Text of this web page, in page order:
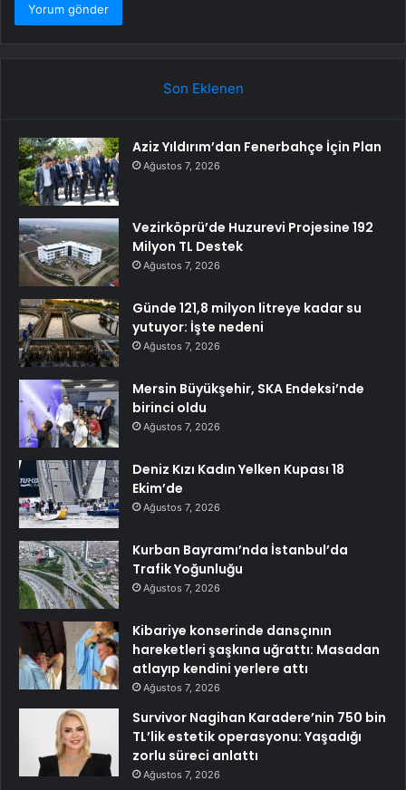
Son Eklenen
Aziz Yıldırım’dan Fenerbahçe İçin Plan
Ağustos 7, 2026
Vezirköprü’de Huzurevi Projesine 192
Milyon TL Destek
Ağustos 7, 2026
Günde 121,8 milyon litreye kadar su
yutuyor: İşte nedeni
Ağustos 7, 2026
Mersin Büyükşehir, SKA Endeksi’nde
birinci oldu
Ağustos 7, 2026
Deniz Kızı Kadın Yelken Kupası 18
Ekim’de
Ağustos 7, 2026
Kurban Bayramı’nda İstanbul’da
Trafik Yoğunluğu
Ağustos 7, 2026
Kibariye konserinde dansçının
hareketleri şaşkına uğrattı: Masadan
atlayıp kendini yerlere attı
Ağustos 7, 2026
Survivor Nagihan Karadere’nin 750 bin
TL’lik estetik operasyonu: Yaşadığı
zorlu süreci anlattı
Ağustos 7, 2026